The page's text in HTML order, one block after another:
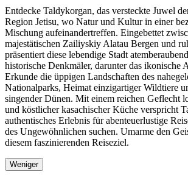
Entdecke Taldykorgan, das versteckte Juwel
Region Jetisu, wo Natur und Kultur in einer
Mischung aufeinandertreffen. Eingebettet
majestätischen Zailiyskiy Alatau Bergen und
präsentiert diese lebendige Stadt
historische Denkmäler, darunter das ikonische
Erkunde die üppigen Landschaften des
Nationalparks, Heimat einzigartiger Wildtiere
singender Dünen. Mit einem reichen Geflecht
und köstlicher kasachischer Küche verspricht
authentisches Erlebnis für abenteuerlustige
des Ungewöhnlichen suchen. Umarme den
diesem faszinierenden Reiseziel.
Weniger